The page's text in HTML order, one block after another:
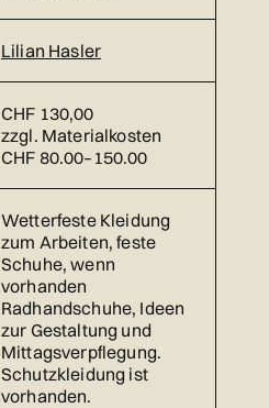
Lilian Hasler
CHF 130,00
zzgl. Materialkosten
CHF 80.00–150.00
Wetterfeste Kleidung
zum Arbeiten, feste
Schuhe, wenn
vorhanden
Radhandschuhe, Ideen
zur Gestaltung und
Mittagsverpflegung.
Schutzkleidung ist
vorhanden.